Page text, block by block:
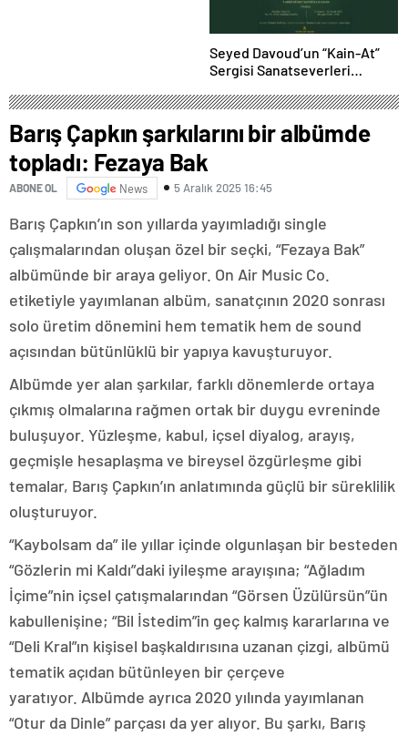
Seyed Davoud’un “Kain-At”
Sergisi Sanatseverleri
Barış Çapkın şarkılarını bir albümde
topladı: Fezaya Bak
ABONE OL News 5 Aralık 2025 16:45
Barış Çapkın’ın son yıllarda yayımladığı single
çalışmalarından oluşan özel bir seçki, “Fezaya Bak”
albümünde bir araya geliyor. On Air Music Co.
etiketiyle yayımlanan albüm, sanatçının 2020 sonrası
solo üretim dönemini hem tematik hem de sound
açısından bütünlüklü bir yapıya kavuşturuyor.
Albümde yer alan şarkılar, farklı dönemlerde ortaya
çıkmış olmalarına rağmen ortak bir duygu evreninde
buluşuyor. Yüzleşme, kabul, içsel diyalog, arayış,
geçmişle hesaplaşma ve bireysel özgürleşme gibi
temalar, Barış Çapkın’ın anlatımında güçlü bir süreklilik
oluşturuyor.
“Kaybolsam da” ile yıllar içinde olgunlaşan bir besteden
“Gözlerin mi Kaldı”daki iyileşme arayışına; “Ağladım
İçime”nin içsel çatışmalarından “Görsen Üzülürsün”ün
kabullenişine; “Bil İstedim”in geç kalmış kararlarına ve
“Deli Kral”ın kişisel başkaldırısına uzanan çizgi, albümü
tematik açıdan bütünleyen bir çerçeve
yaratıyor. Albümde ayrıca 2020 yılında yayımlanan
“Otur da Dinle” parçası da yer alıyor. Bu şarkı, Barış